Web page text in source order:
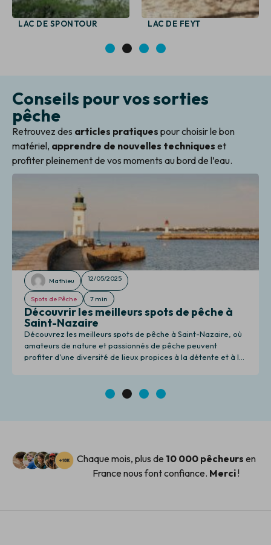
LAC DE SPONTOUR LAC DE FEYT
3 4
Conseils pour vos sorties
pêche
Retrouvez des articles pratiques pour choisir le bon
matériel, apprendre de nouvelles techniques et
profiter pleinement de vos moments au bord de l’eau.
Mathieu 12/05/2025
Spots de Pêche 7 min
Découvrir les meilleurs spots de pêche à
Saint-Nazaire
Découvrez les meilleurs spots de pêche à Saint-Nazaire, où
amateurs de nature et passionnés de pêche peuvent
profiter d'une diversité de lieux propices à la détente et à la
3 4
Chaque mois, plus de 10 000 pêcheurs en
France nous font confiance. Merci!